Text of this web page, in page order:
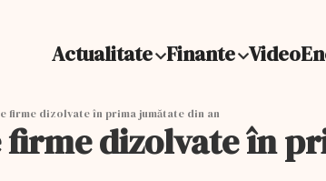
Actualitate Finante Video
firme dizolvate în prima jumătate din an
dizolvate în